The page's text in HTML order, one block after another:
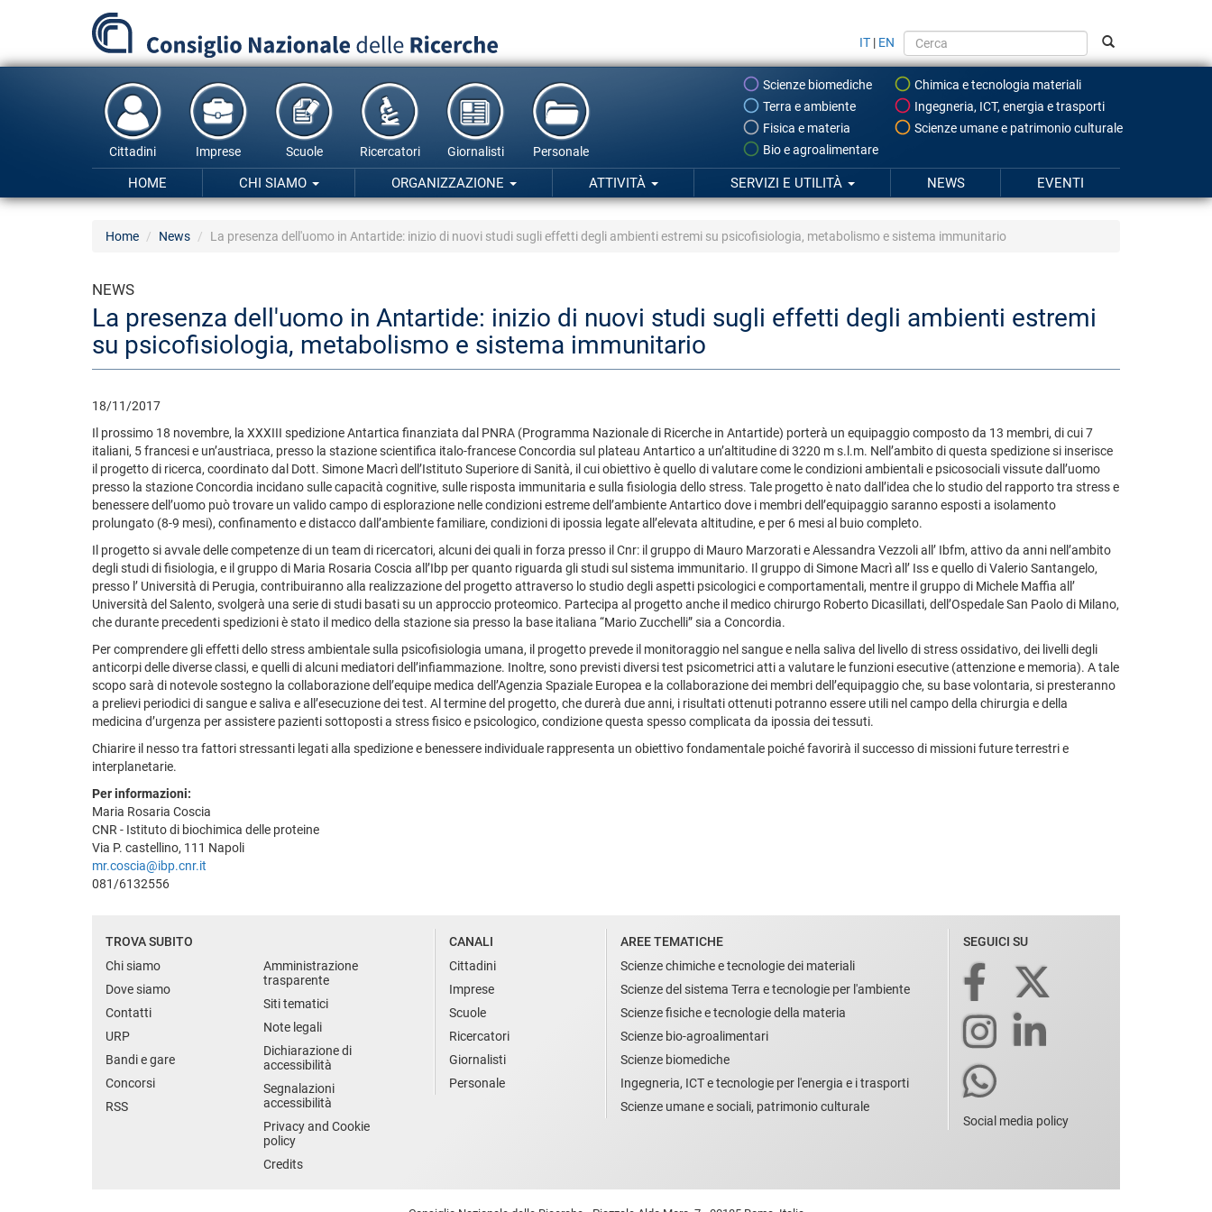
principale
IT | EN
Scienze biomediche
Chimica e tecnologia materiali
Terra e ambiente
Ingegneria, ICT, energia e trasporti
Fisica e materia
Scienze umane e patrimonio culturale
Bio e agroalimentare
Cittadini Imprese Scuole Ricercatori Giornalisti Personale
HOME CHI SIAMO ORGANIZZAZIONE ATTIVITÀ SERVIZI E UTILITÀ NEWS EVENTI
Home News La presenza dell'uomo in Antartide: inizio di nuovi studi sugli effetti degli ambienti estremi su psicofisiologia, metabolismo e sistema immunitario
NEWS
La presenza dell'uomo in Antartide: inizio di nuovi studi sugli effetti degli ambienti estremi
su psicofisiologia, metabolismo e sistema immunitario
18/11/2017
Il prossimo 18 novembre, la XXXIII spedizione Antartica finanziata dal PNRA (Programma Nazionale di Ricerche in Antartide) porterà un equipaggio composto da 13 membri, di cui 7
italiani, 5 francesi e un’austriaca, presso la stazione scientifica italo-francese Concordia sul plateau Antartico a un’altitudine di 3220 m s.l.m. Nell’ambito di questa spedizione si inserisce
il progetto di ricerca, coordinato dal Dott. Simone Macrì dell’Istituto Superiore di Sanità, il cui obiettivo è quello di valutare come le condizioni ambientali e psicosociali vissute dall’uomo
presso la stazione Concordia incidano sulle capacità cognitive, sulle risposta immunitaria e sulla fisiologia dello stress. Tale progetto è nato dall’idea che lo studio del rapporto tra stress e
benessere dell’uomo può trovare un valido campo di esplorazione nelle condizioni estreme dell’ambiente Antartico dove i membri dell’equipaggio saranno esposti a isolamento
prolungato (8-9 mesi), confinamento e distacco dall’ambiente familiare, condizioni di ipossia legate all’elevata altitudine, e per 6 mesi al buio completo.
Il progetto si avvale delle competenze di un team di ricercatori, alcuni dei quali in forza presso il Cnr: il gruppo di Mauro Marzorati e Alessandra Vezzoli all’ Ibfm, attivo da anni nell’ambito
degli studi di fisiologia, e il gruppo di Maria Rosaria Coscia all’Ibp per quanto riguarda gli studi sul sistema immunitario. Il gruppo di Simone Macrì all’ Iss e quello di Valerio Santangelo,
presso l’ Università di Perugia, contribuiranno alla realizzazione del progetto attraverso lo studio degli aspetti psicologici e comportamentali, mentre il gruppo di Michele Maffia all’
Università del Salento, svolgerà una serie di studi basati su un approccio proteomico. Partecipa al progetto anche il medico chirurgo Roberto Dicasillati, dell’Ospedale San Paolo di Milano,
che durante precedenti spedizioni è stato il medico della stazione sia presso la base italiana “Mario Zucchelli” sia a Concordia.
Per comprendere gli effetti dello stress ambientale sulla psicofisiologia umana, il progetto prevede il monitoraggio nel sangue e nella saliva del livello di stress ossidativo, dei livelli degli
anticorpi delle diverse classi, e quelli di alcuni mediatori dell’infiammazione. Inoltre, sono previsti diversi test psicometrici atti a valutare le funzioni esecutive (attenzione e memoria). A tale
scopo sarà di notevole sostegno la collaborazione dell’equipe medica dell’Agenzia Spaziale Europea e la collaborazione dei membri dell’equipaggio che, su base volontaria, si presteranno
a prelievi periodici di sangue e saliva e all’esecuzione dei test. Al termine del progetto, che durerà due anni, i risultati ottenuti potranno essere utili nel campo della chirurgia e della
medicina d’urgenza per assistere pazienti sottoposti a stress fisico e psicologico, condizione questa spesso complicata da ipossia dei tessuti.
Chiarire il nesso tra fattori stressanti legati alla spedizione e benessere individuale rappresenta un obiettivo fondamentale poiché favorirà il successo di missioni future terrestri e
interplanetarie.
Per informazioni:
Maria Rosaria Coscia
CNR - Istituto di biochimica delle proteine
Via P. castellino, 111 Napoli
mr.coscia@ibp.cnr.it
081/6132556
TROVA SUBITO
Chi siamo
Dove siamo
Contatti
URP
Bandi e gare
Concorsi
RSS
Amministrazione
trasparente
Siti tematici
Note legali
Dichiarazione di
accessibilità
Segnalazioni
accessibilità
Privacy and Cookie
policy
Credits
CANALI
Cittadini
Imprese
Scuole
Ricercatori
Giornalisti
Personale
AREE TEMATICHE
Scienze chimiche e tecnologie dei materiali
Scienze del sistema Terra e tecnologie per l'ambiente
Scienze fisiche e tecnologie della materia
Scienze bio-agroalimentari
Scienze biomediche
Ingegneria, ICT e tecnologie per l'energia e i trasporti
Scienze umane e sociali, patrimonio culturale
SEGUICI SU
Social media policy